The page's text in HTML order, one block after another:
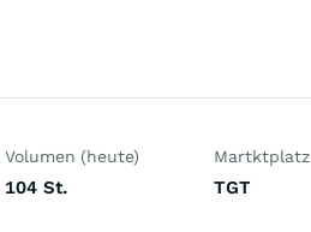
Volumen (heute)
104 St.
Martktplatz
TGT